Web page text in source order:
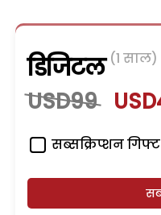
डिजिटल (1 साल)
USD99
सब्सक्रिप्शन